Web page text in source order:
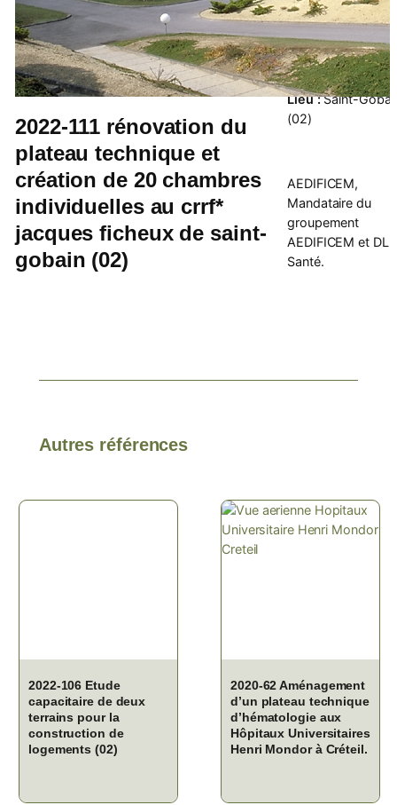
2022-111 rénovation du
plateau technique et
création de 20 chambres
individuelles au crrf*
jacques ficheux de saint-
gobain (02)
Quentin
Type de mission:
Programmation
Lieu :Saint-
(02)
AEDIFICEM,
Mandataire du
groupement
AEDIFICEM et DLB
Santé.
Autres références
2022-106 Etude
capacitaire de deux
terrains pour la
construction de
logements (02)
2020-62 Aménagement
d’un plateau technique
d’hématologie aux
Hôpitaux Universitaires
Henri Mondor à Créteil.